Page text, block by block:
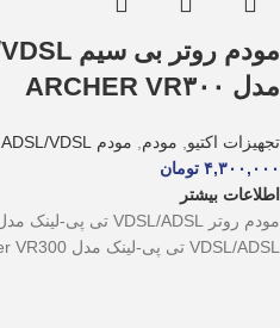
مدل ARCHER VR۳۰۰
تجهیزات اکتیو مودم
مودم ADSL/VDSL
۴,۳۰۰,۰۰۰ تومان
اطلاعات بیشتر
VDSL/ADSL تی پی-لینک مدل Archer VR300، محصولی از برند تی